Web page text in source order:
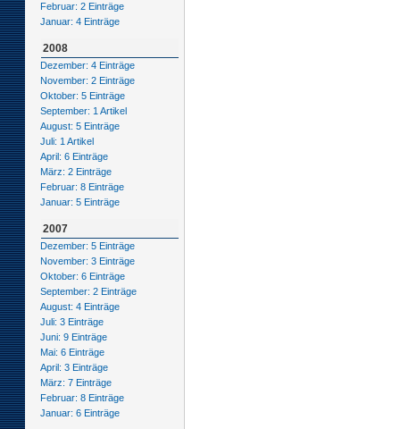
Februar: 2 Einträge
Januar: 4 Einträge
2008
Dezember: 4 Einträge
November: 2 Einträge
Oktober: 5 Einträge
September: 1 Artikel
August: 5 Einträge
Juli: 1 Artikel
April: 6 Einträge
März: 2 Einträge
Februar: 8 Einträge
Januar: 5 Einträge
2007
Dezember: 5 Einträge
November: 3 Einträge
Oktober: 6 Einträge
September: 2 Einträge
August: 4 Einträge
Juli: 3 Einträge
Juni: 9 Einträge
Mai: 6 Einträge
April: 3 Einträge
März: 7 Einträge
Februar: 8 Einträge
Januar: 6 Einträge